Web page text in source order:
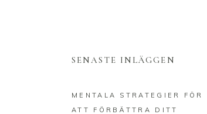
SENASTE INLÄGGEN
MENTALA STRATEGIER FÖR
ATT FÖRBÄTTRA DITT